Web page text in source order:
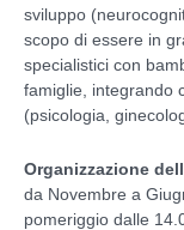
sviluppo
scopo di essere in
specialistici con
famiglie, integrando
(psicologia,
Organizzazione
da Novembre a
pomeriggio dalle